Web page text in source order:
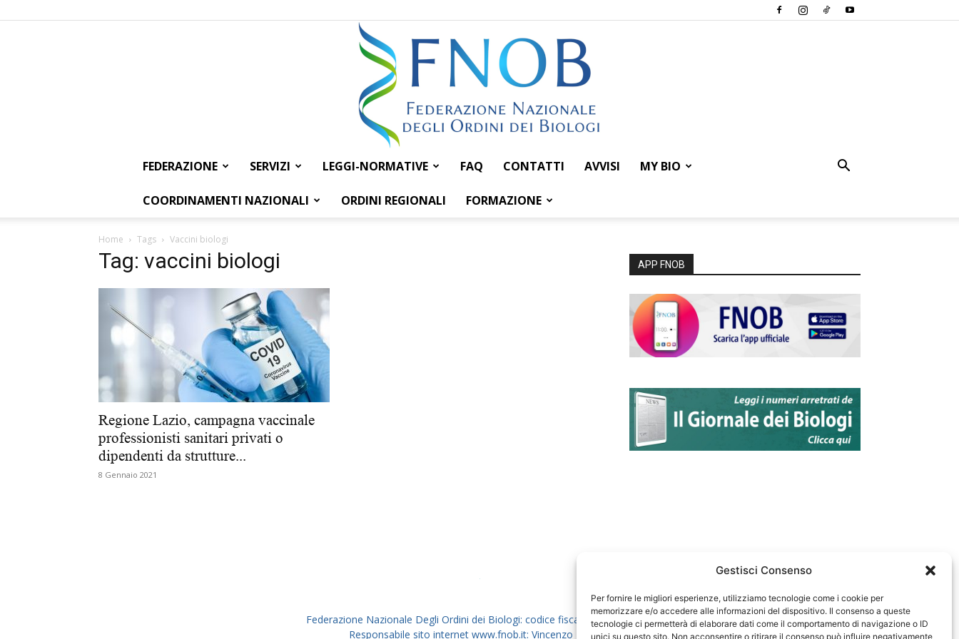
Gestisci Consenso
Per fornire le migliori esperienze, utilizziamo tecnologie come i cookie per
memorizzare e/o accedere alle informazioni del dispositivo. Il consenso a queste
tecnologie ci permetterà di elaborare dati come il comportamento di navigazione o ID
unici su questo sito. Non acconsentire o ritirare il consenso può influire negativamente
Federazione
FEDERAZIONE SERVIZI LEGGI-NORMATIVE FAQ CONTATTI AVVISI MY BIO
COORDINAMENTI NAZIONALI ORDINI REGIONALI FORMAZIONE
Home Tags Vaccini biologi
Tag: vaccini biologi
Regione Lazio, campagna vaccinale
professionisti sanitari privati o
dipendenti da strutture...
8 Gennaio 2021
APP FNOB
Federazione Nazionale Degli Ordini dei Biologi: codice fiscale 80069130583
Responsabile sito internet www.fnob.it: Vincenzo D'Anna